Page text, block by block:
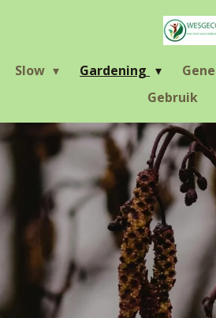
Slow Gardening
Gebruik